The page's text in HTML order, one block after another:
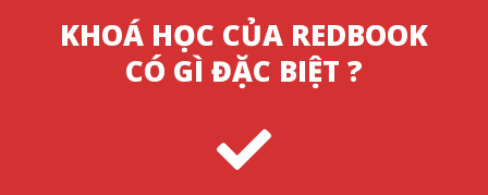
KHOÁ HỌC CỦA REDBOOK
CÓ GÌ ĐẶC BIỆT ?